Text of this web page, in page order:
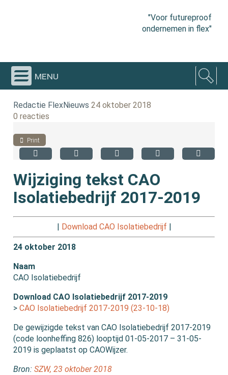
"Voor futureproof
ondernemen in flex"
menu
Redactie FlexNieuws 24 oktober 2018
0 reacties
Print
Wijziging tekst CAO
Isolatiebedrijf 2017-2019
Download CAO Isolatiebedrijf
24 oktober 2018
Naam
CAO Isolatiebedrijf
Download CAO Isolatiebedrijf 2017-2019
>CAO Isolatiebedrijf 2017-2019 (23-10-18)
De gewijzigde tekst van CAO Isolatiebedrijf 2017-2019
(code loonheffing 826) looptijd 01-05-2017 – 31-05-
2019 is geplaatst op CAOWijzer.
Bron:SZW, 23 oktober 2018